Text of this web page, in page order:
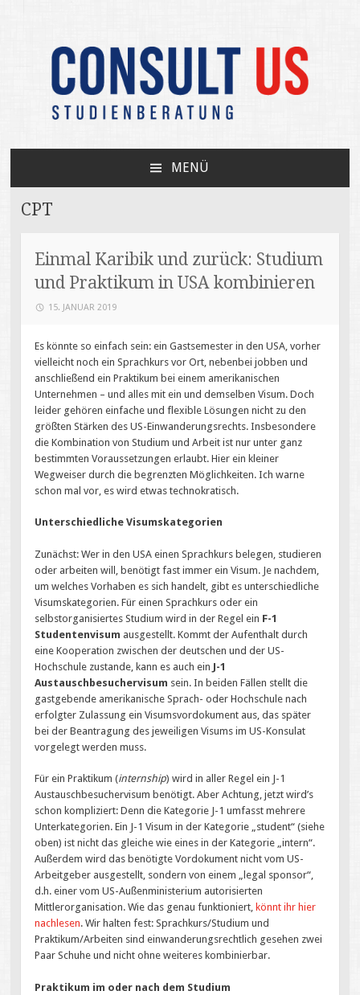
CONSULT US
Your independent expert on US college
admissions
MENÜ
SPRINGEN
CPT
Einmal Karibik und zurück: Studium
und Praktikum in USA kombinieren
15. JANUAR 2019
Es könnte so einfach sein: ein Gastsemester in den USA, vorher
vielleicht noch ein Sprachkurs vor Ort, nebenbei jobben und
anschließend ein Praktikum bei einem amerikanischen
Unternehmen – und alles mit ein und demselben Visum. Doch
leider gehören einfache und flexible Lösungen nicht zu den
größten Stärken des US-Einwanderungsrechts. Insbesondere
die Kombination von Studium und Arbeit ist nur unter ganz
bestimmten Voraussetzungen erlaubt. Hier ein kleiner
Wegweiser durch die begrenzten Möglichkeiten. Ich warne
schon mal vor, es wird etwas technokratisch.
Unterschiedliche Visumskategorien
Zunächst: Wer in den USA einen Sprachkurs belegen, studieren
oder arbeiten will, benötigt fast immer ein Visum. Je nachdem,
um welches Vorhaben es sich handelt, gibt es unterschiedliche
Visumskategorien. Für einen Sprachkurs oder ein
selbstorganisiertes Studium wird in der Regel ein F-1
Studentenvisum ausgestellt. Kommt der Aufenthalt durch
eine Kooperation zwischen der deutschen und der US-
Hochschule zustande, kann es auch ein J-1
Austauschbesuchervisum sein. In beiden Fällen stellt die
gastgebende amerikanische Sprach- oder Hochschule nach
erfolgter Zulassung ein Visumsvordokument aus, das später
bei der Beantragung des jeweiligen Visums im US-Konsulat
vorgelegt werden muss.
Für ein Praktikum (internship) wird in aller Regel ein J-1
Austauschbesuchervisum benötigt. Aber Achtung, jetzt wird’s
schon kompliziert: Denn die Kategorie J-1 umfasst mehrere
Unterkategorien. Ein J-1 Visum in der Kategorie „student“ (siehe
oben) ist nicht das gleiche wie eines in der Kategorie „intern“.
Außerdem wird das benötigte Vordokument nicht vom US-
Arbeitgeber ausgestellt, sondern von einem „legal sponsor“,
d.h. einer vom US-Außenministerium autorisierten
Mittlerorganisation. Wie das genau funktioniert, könnt ihr hier
nachlesen. Wir halten fest: Sprachkurs/Studium und
Praktikum/Arbeiten sind einwanderungsrechtlich gesehen zwei
Paar Schuhe und nicht ohne weiteres kombinierbar.
Praktikum im oder nach dem Studium